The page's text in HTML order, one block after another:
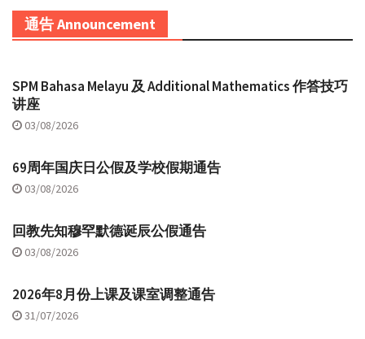
通告 Announcement
SPM Bahasa Melayu 及 Additional Mathematics 作答技巧
讲座
03/08/2026
69周年国庆日公假及学校假期通告
03/08/2026
回教先知穆罕默德诞辰公假通告
03/08/2026
2026年8月份上课及课室调整通告
31/07/2026